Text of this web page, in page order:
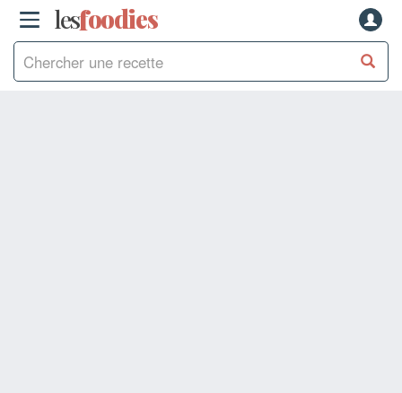
lesfoodies